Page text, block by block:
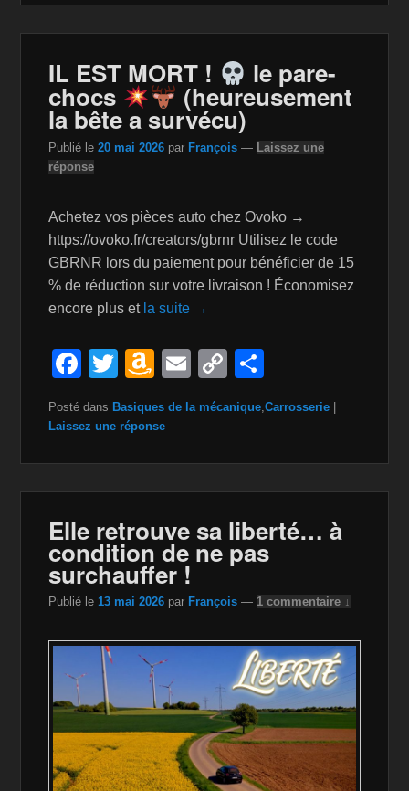
e
b
o
o
k
er z
o
n
W
is
h
st
y
Li
n
k
g
er
IL EST MORT ! le pare-
chocs (heureusement
la bête a survécu)
Publié le20 mai 2026 par François — Laissez une
réponse
Achetez vos pièces auto chez Ovoko →
https://ovoko.fr/creators/gbrnr Utilisez le code
GBRNR lors du paiement pour bénéficier de 15
% de réduction sur votre livraison ! Économisez
encore plus et la suite →
F
c
o
k
T
tt
A
a
W
is
h
st
E
m
ail
C
p
k
ta
Posté dans Basiques de la mécanique ,Carrosserie |
Laissez une réponse
Elle retrouve sa liberté… à
condition de ne pas
surchauffer !
Publié le13 mai 2026 par François — 1 commentaire ↓